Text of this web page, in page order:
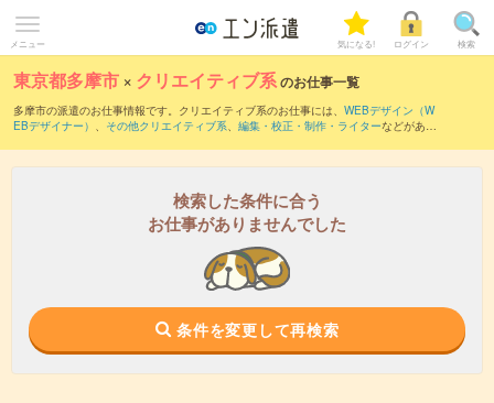
メニュー 気になる! ログイン 検索
東京都多摩市 × クリエイティブ系のお仕事一覧
多摩市の派遣のお仕事情報です。クリエイティブ系のお仕事には、 WEBデザイン（W
EBデザイナー） 、 その他クリエイティブ系、 編集・校正・制作・ライターなどがあり
検索した条件に合う
お仕事がありませんでした
条件を変更して再検索